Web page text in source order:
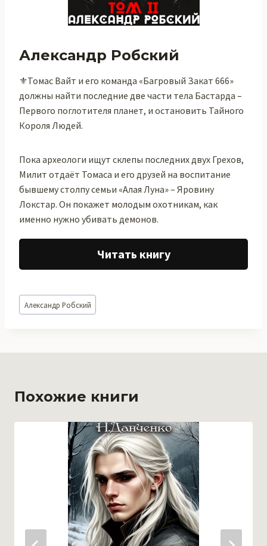
Александр Робский
⚜Томас Вайт и его команда «Багровый Закат 666»
должны найти последние две части тела Бастарда –
Первого поглотителя планет, и остановить Тайного
Короля Людей.
Пока археологи ищут склепы последних двух Грехов,
Милит отдаёт Томаса и его друзей на воспитание
бывшему столпу семьи «Алая Луна» – Яровину
Локстар. Он покажет молодым охотникам, как
именно нужно убивать демонов.
Читать книгу
Метки
записи:
Александр Робский
Похожие книги